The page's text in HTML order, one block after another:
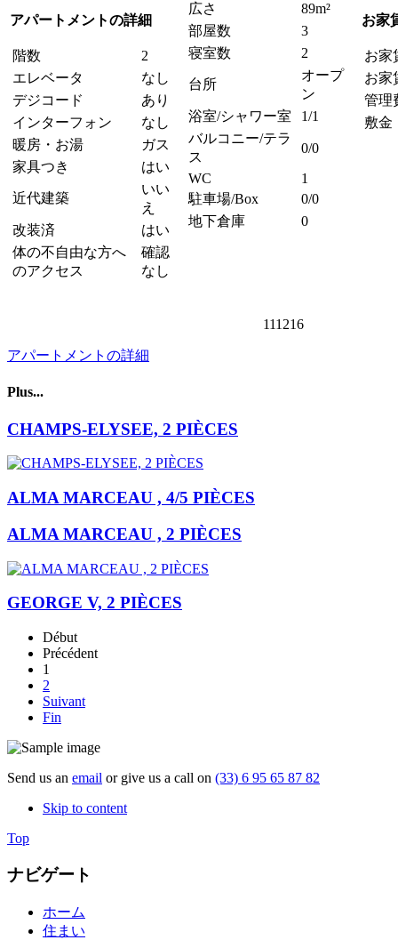
アパートメントの詳細
階数
2
エレベータ
なし
デジコード
あり
インターフォン
なし
暖房・お湯
ガス
家具つき
はい
近代建築
いい
え
改装済
はい
体の不自由な方へ
のアクセス
確認
なし
広さ
89m²
部屋数
3
寝室数
2
台所
オープ
ン
浴室/シャワー室
1/1
バルコニー/テラ
ス
0/0
WC
1
駐車場/Box
0/0
地下倉庫
0
お家
お家
お
管理
敷金
111216
アパートメントの詳細
Plus...
CHAMPS-ELYSEE, 2 PIÈCES
ALMA MARCEAU , 4/5 PIÈCES
ALMA MARCEAU , 2 PIÈCES
GEORGE V, 2 PIÈCES
Début
Précédent
1
2
Suivant
Fin
Send us an email or give us a call on (33) 6 95 65 87 82
Skip to content
Top
ナビゲート
ホーム
住まい